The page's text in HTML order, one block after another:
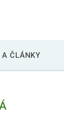
A ČLÁNKY